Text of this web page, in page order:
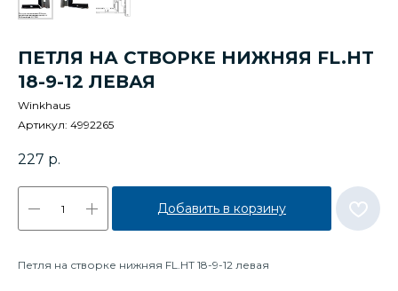
ПЕТЛЯ НА СТВОРКЕ НИЖНЯЯ FL.HT
18-9-12 ЛЕВАЯ
Winkhaus
Артикул: 4992265
227 р.
Добавить в корзину
Петля на створке нижняя FL.HT 18-9-12 левая